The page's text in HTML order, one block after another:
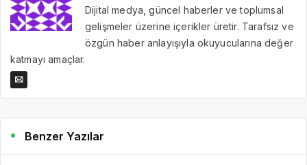
Dijital medya, güncel haberler ve toplumsal
gelişmeler üzerine içerikler üretir. Tarafsız ve
özgün haber anlayışıyla okuyucularına değer
katmayı amaçlar.
Benzer Yazılar